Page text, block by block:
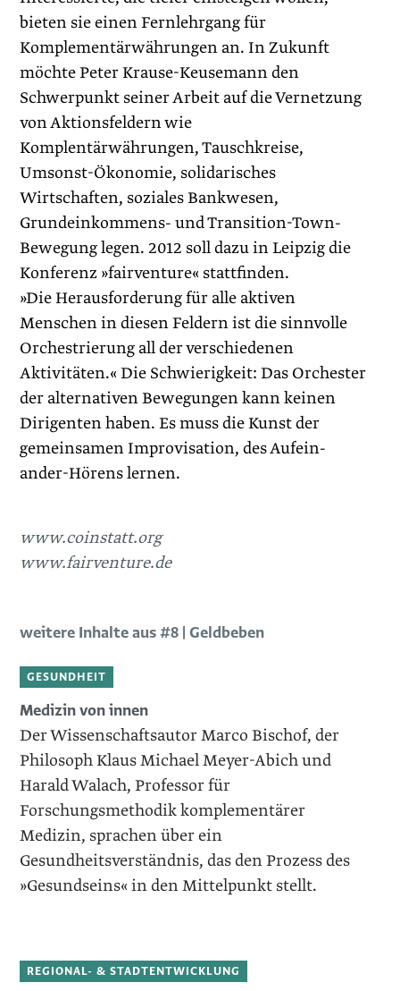
bieten sie einen Fernlehrgang für
Komplementärwährungen an. In Zukunft
möchte Peter Krause-Keusemann den
Schwerpunkt seiner Arbeit auf die Vernetzung
von Aktionsfeldern wie
Komplentärwährungen, Tauschkreise,
Umsonst-Ökonomie, solidarisches
Wirtschaften, soziales Bankwesen,
Grundeinkommens- und Transition-Town-
Bewegung legen. 2012 soll dazu in Leipzig die
Konferenz »fairventure« stattfinden.
»Die Herausforderung für alle aktiven
Menschen in diesen Feldern ist die sinnvolle
Orchestrierung all der verschiedenen
Aktivitäten.« Die Schwierigkeit: Das Orchester
der alternativen Bewegungen kann keinen
Dirigenten haben. Es muss die Kunst der
gemeinsamen Improvisation, des Aufein­
ander-Hörens lernen.
www.coinstatt.org
www.fairventure.de
weitere Inhalte aus #8 | Geldbeben
GESUNDHEIT
Medizin von innen
Der Wissenschaftsautor Marco Bischof, der
Philosoph Klaus Michael Meyer-Abich und
Harald Walach, Professor für
Forschungsmethodik komplementärer
Medizin, sprachen über ein
Gesundheitsverständnis, das den Prozess des
»Gesundseins« in den Mittelpunkt stellt.
REGIONAL- & STADTENTWICKLUNG